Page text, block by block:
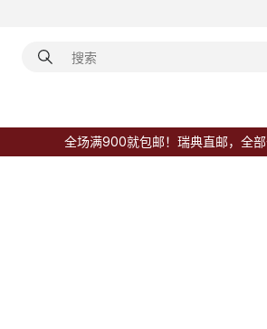
全场满900就包邮！瑞典直邮，全部